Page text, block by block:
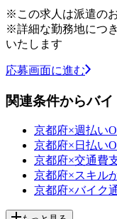
※この求人は派遣の
※詳細な勤務地につ
いたします
応募画面に進む
関連条件からバ
京都府×週払い
京都府×日払い
京都府×交通費
京都府×スキル
京都府×バイク